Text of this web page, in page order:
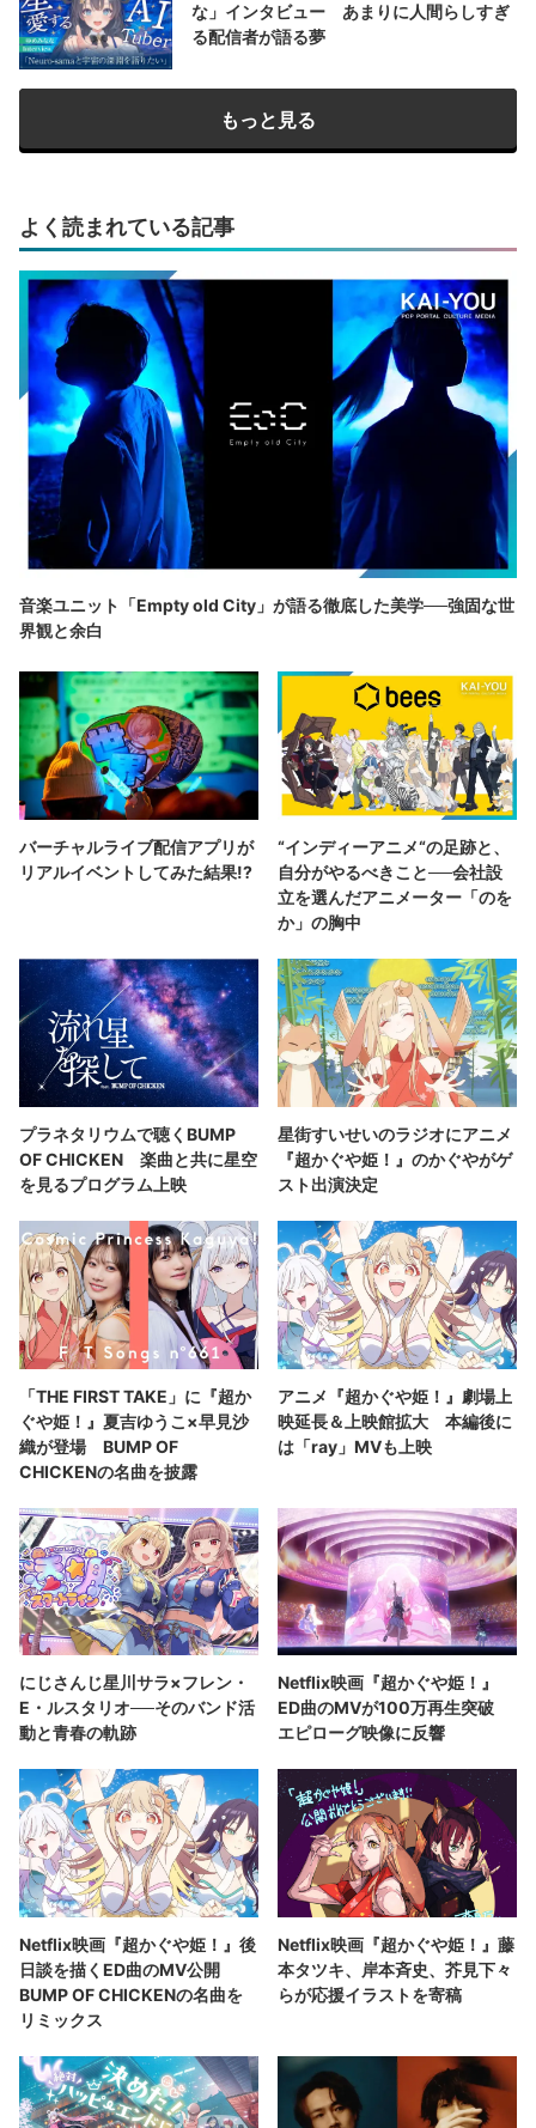
な」インタビュー あまりに人間らしすぎ
る配信者が語る夢
もっと見る
よく読まれている記事
音楽ユニット「Empty old City」が語る徹底した美学──強固な世
界観と余白
バーチャルライブ配信アプリが
リアルイベントしてみた結果!?
“インディーアニメ“の足跡と、
自分がやるべきこと──会社設
立を選んだアニメーター「のを
か」の胸中
プラネタリウムで聴くBUMP
OF CHICKEN 楽曲と共に星空
を見るプログラム上映
星街すいせいのラジオにアニメ
『超かぐや姫！』のかぐやがゲ
スト出演決定
「THE FIRST TAKE」に『超か
ぐや姫！』夏吉ゆうこ×早見沙
織が登場 BUMP OF
CHICKENの名曲を披露
アニメ『超かぐや姫！』劇場上
映延長＆上映館拡大 本編後に
は「ray」MVも上映
にじさんじ星川サラ×フレン・
E・ルスタリオ──そのバンド活
動と青春の軌跡
Netflix映画『超かぐや姫！』
ED曲のMVが100万再生突破
エピローグ映像に反響
Netflix映画『超かぐや姫！』後
日談を描くED曲のMV公開
BUMP OF CHICKENの名曲を
リミックス
Netflix映画『超かぐや姫！』藤
本タツキ、岸本斉史、芥見下々
らが応援イラストを寄稿